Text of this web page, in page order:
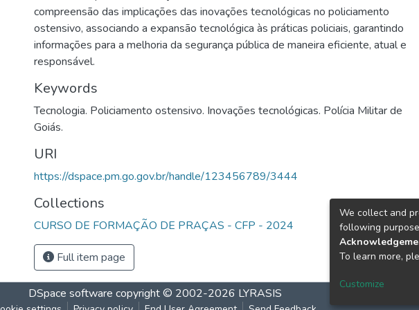
compreensão das implicações das inovações tecnológicas no policiamento
ostensivo, associando a expansão tecnológica às práticas policiais, garantindo
informações para a melhoria da segurança pública de maneira eficiente, atual e
responsável.
Keywords
Tecnologia. Policiamento ostensivo. Inovações tecnológicas. Polícia Militar de
Goiás.
URI
https://dspace.pm.go.gov.br/handle/123456789/3444
Collections
CURSO DE FORMAÇÃO DE PRAÇAS - CFP - 2024
Full item page
DSpace software copyright © 2002-2026 LYRASIS
We collect and
following
To learn more,
Customize